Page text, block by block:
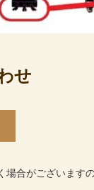
せ
場合がございます